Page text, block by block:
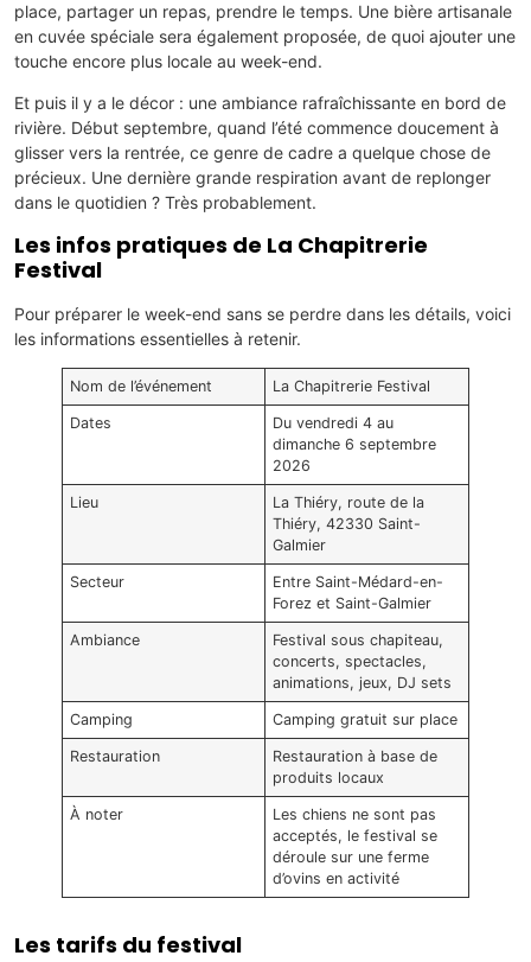
place, partager un repas, prendre le temps. Une bière artisanale
en cuvée spéciale sera également proposée, de quoi ajouter une
touche encore plus locale au week-end.
Et puis il y a le décor : une ambiance rafraîchissante en bord de
rivière. Début septembre, quand l’été commence doucement à
glisser vers la rentrée, ce genre de cadre a quelque chose de
précieux. Une dernière grande respiration avant de replonger
dans le quotidien ? Très probablement.
Les infos pratiques de La Chapitrerie
Festival
Pour préparer le week-end sans se perdre dans les détails, voici
les informations essentielles à retenir.
Nom de l’événement La Chapitrerie Festival
Dates
Du vendredi 4 au
dimanche 6 septembre
2026
Lieu
La Thiéry, route de la
Thiéry, 42330 Saint-
Galmier
Secteur
Entre Saint-Médard-en-
Forez et Saint-Galmier
Ambiance
Festival sous chapiteau,
concerts, spectacles,
animations, jeux, DJ sets
Camping Camping gratuit sur place
Restauration
Restauration à base de
produits locaux
À noter
Les chiens ne sont pas
acceptés, le festival se
déroule sur une ferme
d’ovins en activité
Les tarifs du festival